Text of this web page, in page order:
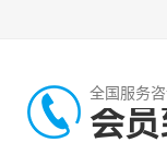
全国服务
会员